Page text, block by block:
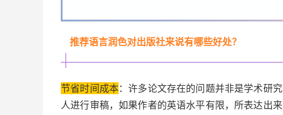
推荐语言润色对出版社来说有哪些好处？
节省时间成本：许多论文存在的问题并非是学术研
人进行审稿，如果作者的英语水平有限，所表达出